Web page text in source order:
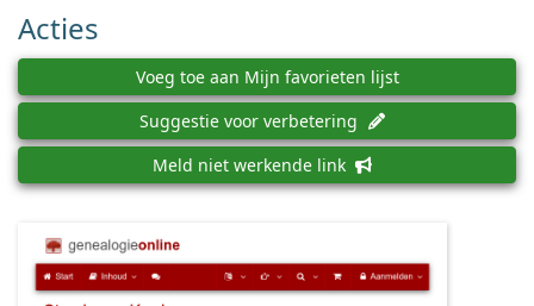
Acties
Voeg toe aan Mijn favorieten lijst
Suggestie voor verbetering
Meld niet werkende link